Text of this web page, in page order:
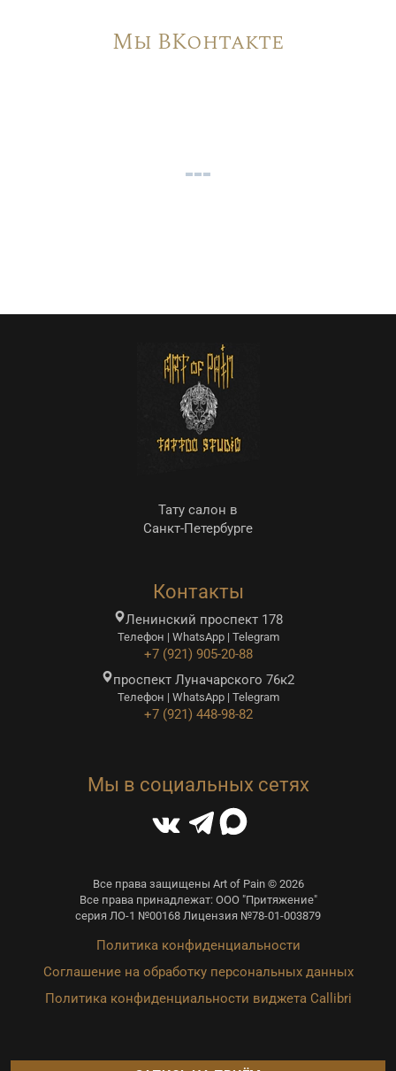
Мы ВКонтакте
Тату салон в
Санкт-Петербурге
Контакты
Ленинский проспект 178
Телефон | WhatsApp | Telegram
+7 (921) 905-20-88
проспект Луначарского 76к2
Телефон | WhatsApp | Telegram
+7 (921) 448-98-82
Мы в социальных сетях
Все права защищены Art of Pain © 2026
Все права принадлежат: ООО "Притяжение"
серия ЛО-1 №00168 Лицензия №78-01-003879
Политика конфиденциальности
Соглашение на обработку персональных данных
Политика конфиденциальности виджета Callibri